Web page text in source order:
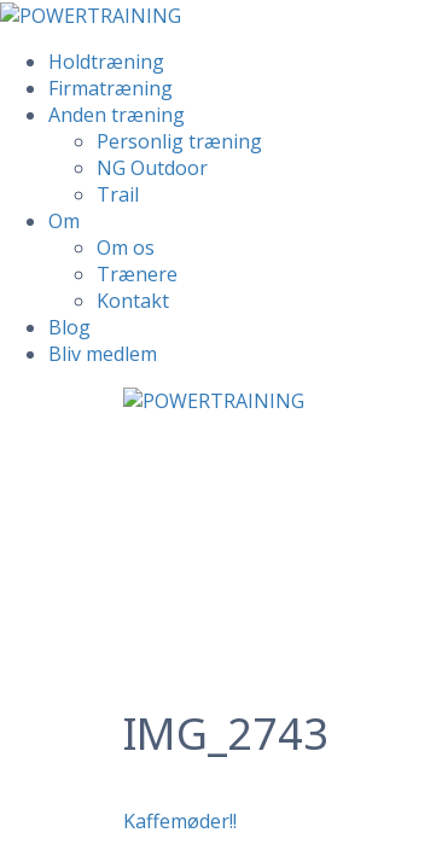
Holdtræning
Firmatræning
Anden træning
Personlig træning
NG Outdoor
Trail
Om
Om os
Trænere
Kontakt
Blog
Bliv medlem
IMG_2743
Indlægsnavigation
Kaffemøder!!